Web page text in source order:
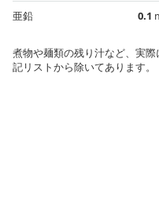
亜鉛
0.1
煮物や麺類の残り汁など、実
記リストから除いてあります。